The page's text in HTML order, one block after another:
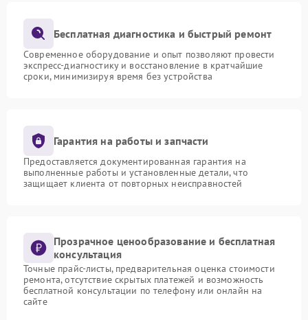
Бесплатная диагностика и быстрый ремонт
Современное оборудование и опыт позволяют провести
экспресс-диагностику и восстановление в кратчайшие
сроки, минимизируя время без устройства
Гарантия на работы и запчасти
Предоставляется документированная гарантия на
выполненные работы и установленные детали, что
защищает клиента от повторных неисправностей
Прозрачное ценообразование и бесплатная
консультация
Точные прайс-листы, предварительная оценка стоимости
ремонта, отсутствие скрытых платежей и возможность
бесплатной консультации по телефону или онлайн на
сайте